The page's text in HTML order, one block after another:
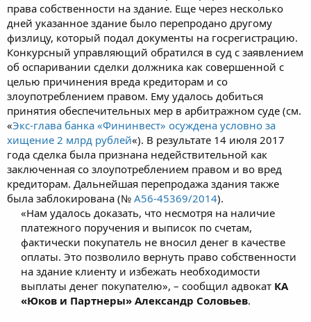
права собственности на здание. Еще через несколько
дней указанное здание было перепродано другому
физлицу, который подал документы на госрегистрацию.
Конкурсный управляющий обратился в суд с заявлением
об оспаривании сделки должника как совершенной с
целью причинения вреда кредиторам и со
злоупотреблением правом. Ему удалось добиться
принятия обеспечительных мер в арбитражном суде (см.
«Экс-глава банка «Фининвест» осуждена условно за
хищение 2 млрд рублей«). В результате 14 июля 2017
года сделка была признана недействительной как
заключенная со злоупотреблением правом и во вред
кредиторам. Дальнейшая перепродажа здания также
была заблокирована (№ А56-45369/2014).
«Нам удалось доказать, что несмотря на наличие
платежного поручения и выписок по счетам,
фактически покупатель не вносил денег в качестве
оплаты. Это позволило вернуть право собственности
на здание клиенту и избежать необходимости
выплаты денег покупателю», – сообщил адвокат КА
«Юков и Партнеры» Александр Соловьев.​